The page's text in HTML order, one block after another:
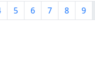
5 6 7 8 9